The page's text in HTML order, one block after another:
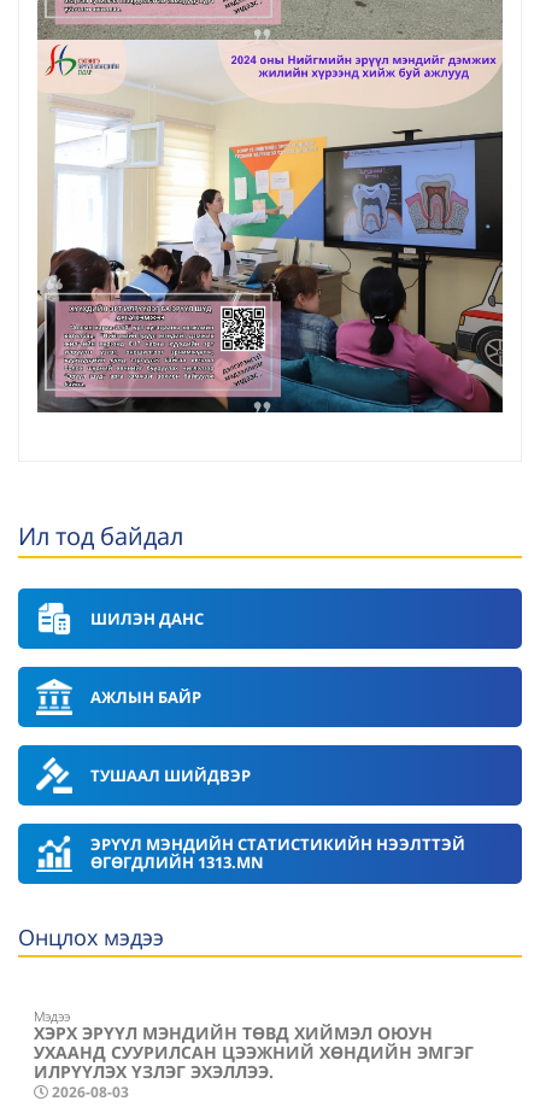
Ил тод байдал
ШИЛЭН ДАНС
АЖЛЫН БАЙР
ТУШААЛ ШИЙДВЭР
ЭРҮҮЛ МЭНДИЙН СТАТИСТИКИЙН НЭЭЛТТЭЙ
ӨГӨГДЛИЙН 1313.MN
Онцлох мэдээ
Мэдээ
ХЭРХ ЭРҮҮЛ МЭНДИЙН ТӨВД ХИЙМЭЛ ОЮУН
УХААНД СУУРИЛСАН ЦЭЭЖНИЙ ХӨНДИЙН ЭМГЭГ
ИЛРҮҮЛЭХ ҮЗЛЭГ ЭХЭЛЛЭЭ.
2026-08-03